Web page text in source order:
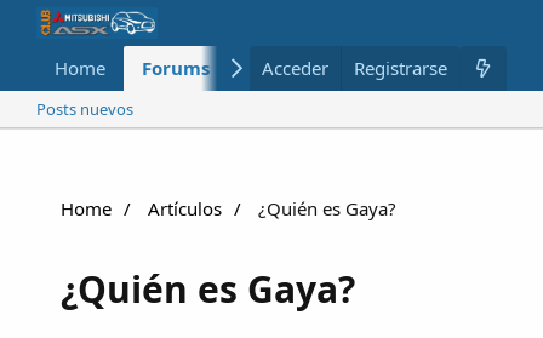
Home Forums Nuevo Miembros
Acceder Registrarse
Posts nuevos
Home Artículos ¿Quién es Gaya?
¿Quién es Gaya?